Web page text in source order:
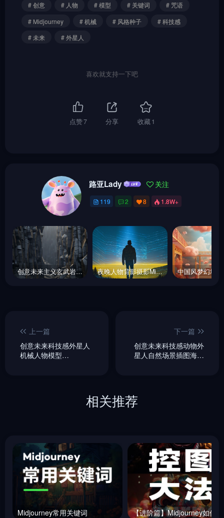
# 创意
# 人物 # 模型 # 关键词
# 咒语
# Midjourney
# 机械 # 风格种子
# 科技感
# 未来
# 外星人
喜欢就支持一下吧
点赞7 分享 收藏1
路亚Lady 关注
119 2 8 1.8W+
创意未来主义玄武岩漩涡岩石堆砌艺术立体空间海报背景midjourney关键词咒语 夜晚人物背影摄影Midjourney咒语
上一篇
创意未来科技感外星人
机械人物模型
下一篇
创意未来科技感动物外
星人自然场景插图海报
相关推荐
Midjourney常用关键词